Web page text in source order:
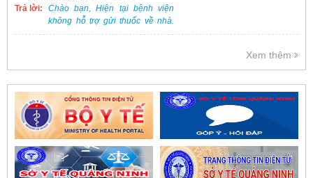
Trả lời:
Chào bạn, Hiện tại bệnh viện
không hỗ trợ gửi thuốc về nhà.
Việc cấp phát thuốc tại bệnh viện
trực tiếp.
Xem thêm